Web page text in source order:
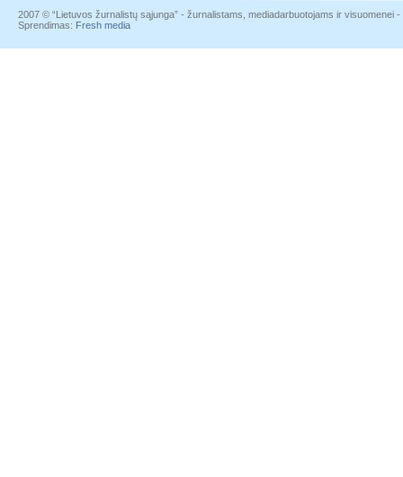
2007 © “Lietuvos žurnalistų sąjunga” - žurnalistams, mediadarbuotojams ir visuomenei
Sprendimas: Fresh media